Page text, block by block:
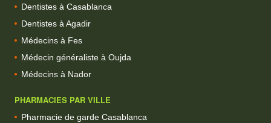
Dentistes à Casablanca
Dentistes à Agadir
Médecins à Fes
Médecin généraliste à Oujda
Médecins à Nador
PHARMACIES PAR VILLE
Pharmacie de garde Casablanca